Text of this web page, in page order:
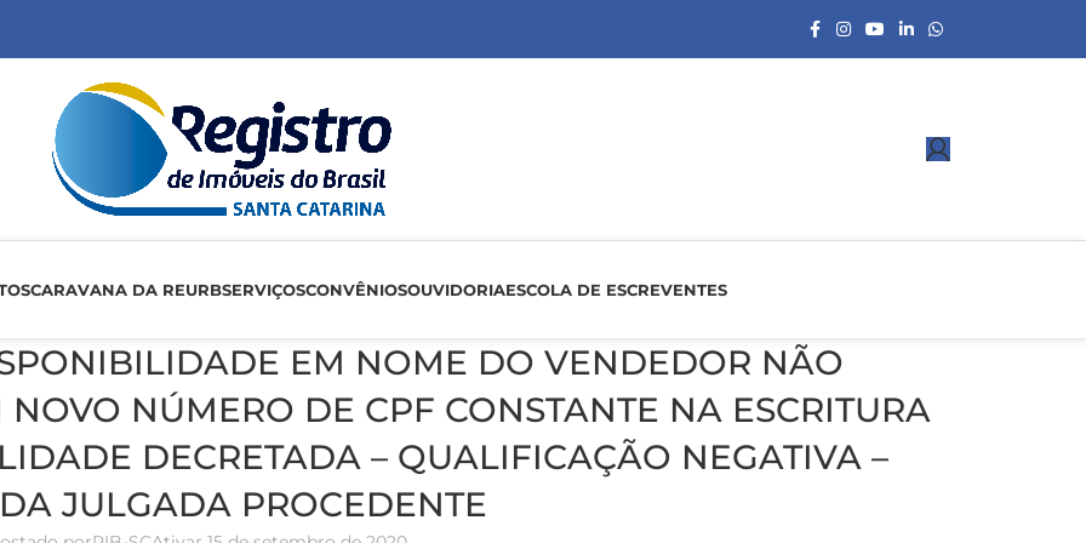
CARAVANA DA REURBSERVIÇOSCONVÊNIOSOUVIDORIAESCOLA DE ESCREVENTES
EM NOME DO VENDEDOR NÃO
NÚMERO DE CPF CONSTANTE NA ESCRITURA
DECRETADA – QUALIFICAÇÃO NEGATIVA –
JULGADA PROCEDENTE